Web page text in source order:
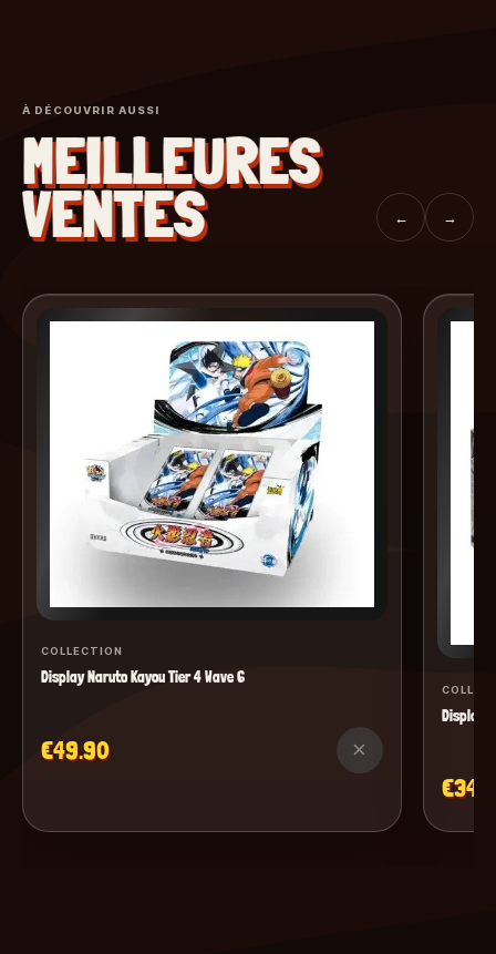
À DÉCOUVRIR AUSSI
MEILLEURES
VENTES ← →
COLLECTION
Display Naruto Kayou Tier 4 Wave 6
€49.90 ×
Display